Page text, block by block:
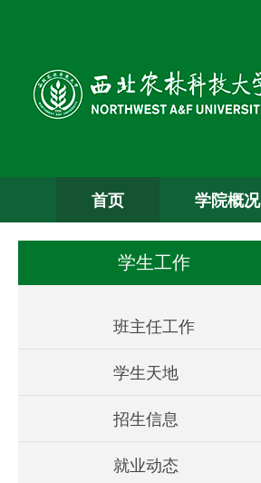
首页 学院概况
学生工作
班主任工作
学生天地
招生信息
就业动态